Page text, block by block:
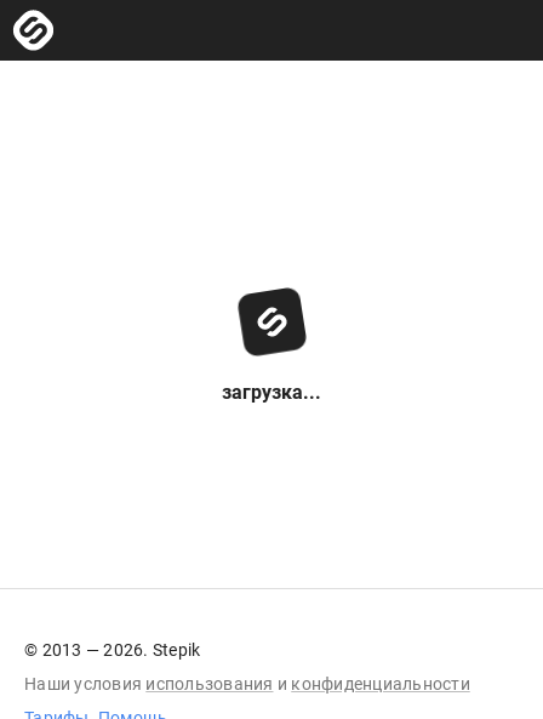
загрузка...
© 2013 — 2026. Stepik
Наши условия использования и конфиденциальности